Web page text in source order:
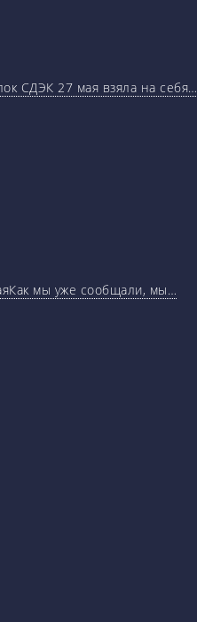
СДЭК 27 мая взяла на себя…
мы уже сообщали, мы…